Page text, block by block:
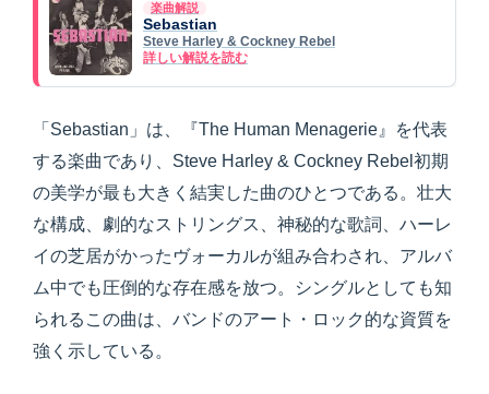
楽曲解説
Sebastian
Steve Harley & Cockney Rebel
詳しい解説を読む
「Sebastian」は、『The Human Menagerie』を代表
する楽曲であり、Steve Harley & Cockney Rebel初期
の美学が最も大きく結実した曲のひとつである。壮大
な構成、劇的なストリングス、神秘的な歌詞、ハーレ
イの芝居がかったヴォーカルが組み合わされ、アルバ
ム中でも圧倒的な存在感を放つ。シングルとしても知
られるこの曲は、バンドのアート・ロック的な資質を
強く示している。